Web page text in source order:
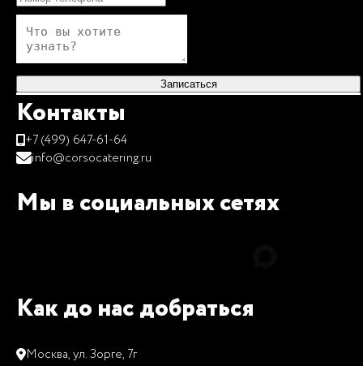
Записаться
Контакты
+7 (499) 647-61-64
info@corsocatering.ru
Мы в социальных сетях
Как до нас добраться
Москва, ул. Зорге, 7г